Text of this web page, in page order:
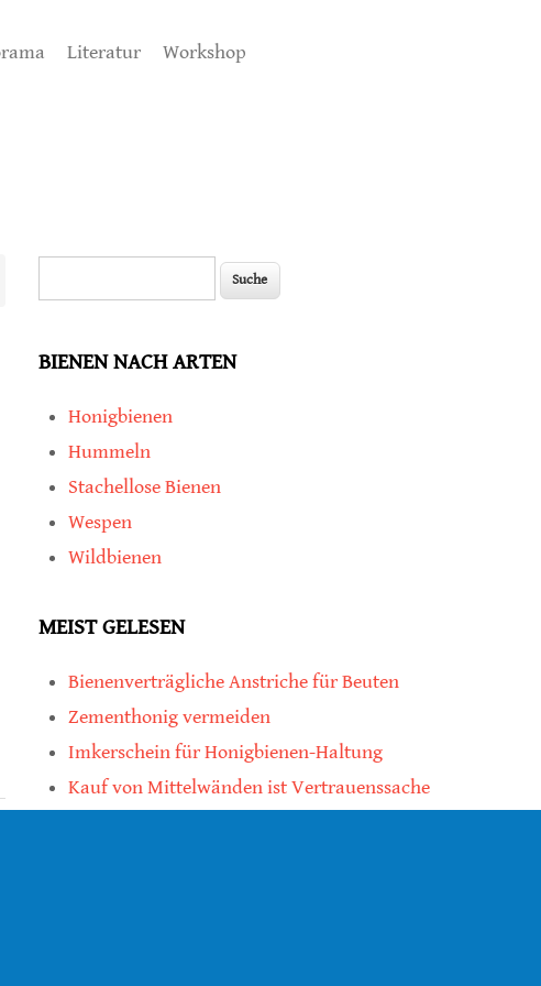
Literatur Workshop
BIENEN NACH ARTEN
Honigbienen
Hummeln
Stachellose Bienen
Wespen
Wildbienen
MEIST GELESEN
Bienenverträgliche Anstriche für Beuten
Zementhonig vermeiden
Imkerschein für Honigbienen-Haltung
Kauf von Mittelwänden ist Vertrauenssache